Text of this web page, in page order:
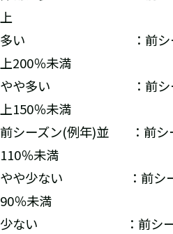
上
多い ：前シーズン
上200％未満
やや多い ：前シーズ
上150％未満
前シーズン(例年)並 ：前シ
110％未満
やや少ない ：前シーズ
90％未満
少ない ：前シーズン